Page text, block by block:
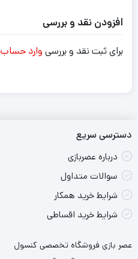
افزودن نقد و بررسی
برای ثبت نقد و بررسی وارد حساب
دسترسی سریع
درباره عصربازی
سوالات متداول
شرایط خرید همکار
شرایط خرید اقساطی
عصر بازی فروشگاه تخصصی کنسول